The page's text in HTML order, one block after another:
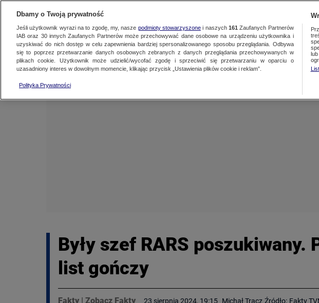
FAKTY PO
Były szef RARS
list gończy
Fakty | Zobacz Fakty 23 sierpnia 2024, 19:15 Michał Tracz Źródło: Fakty
Dbamy o Twoją prywatność
Jeśli użytkownik wyrazi na to zgodę, my, nasze podmioty stowarzyszonei naszych 161 Zaufanych Partnerów
IAB oraz 30innych Zaufanych Partnerów może przechowywać dane osobowe na urządzeniu użytkownika i
uzyskiwać do nich dostęp w celu zapewnienia bardziej spersonalizowanego sposobu przeglądania. Odbywa
się to poprzez przetwarzanie danych osobowych zebranych z danych przeglądania przechowywanych w
plikach cookie. Użytkownik może udzielić/wycofać zgodę i sprzeciwić się przetwarzaniu w oparciu o
uzasadniony interes w dowolnym momencie, klikając przycisk „Ustawienia plików cookie i reklam”.
Polityka Prywatności